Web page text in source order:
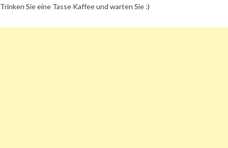
Trinken Sie eine Tasse Kaffee und warten Sie :)